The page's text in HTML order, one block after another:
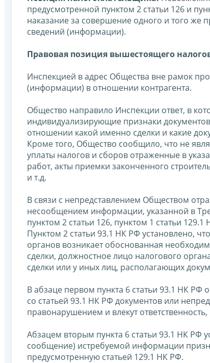
предусмотренной пунктом 2 статьи 126 и
наказание за совершение одного и того же
сведений (информации).
Правовая позиция вышестоящего
Инспекцией в адрес Общества вне рамок
(информации) в отношении контрагента.
Общество направило Инспекции ответ, в
индивидуализирующие признаки
отношении какой именно сделки и какие
Кроме того, Общество сообщило, что не
уплаты налогов и сборов отраженные в
работ, акты приемки законченного
и т.д.
В связи с непредставлением Обществом
несообщением информации, указанной в
пунктом 2 статьи 126, пунктом 1 статьи
Пунктом 2 статьи 93.1 НК РФ установлено,
органов возникает обоснованная
сделки, должностное лицо налогового
сделки или у иных лиц, располагающих
В абзаце первом пункта 6 статьи 93.1 НК РФ
со статьей 93.1 НК РФ документов или
правонарушением и влекут
Абзацем вторым пункта 6 статьи 93.1 НК РФ
сообщение) истребуемой информации
предусмотренную статьей 129.1 НК РФ.